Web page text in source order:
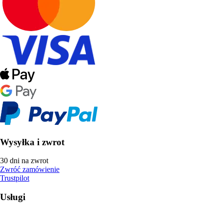
Wysyłka i zwrot
30 dni na zwrot
Zwróć zamówienie
Trustpilot
Usługi